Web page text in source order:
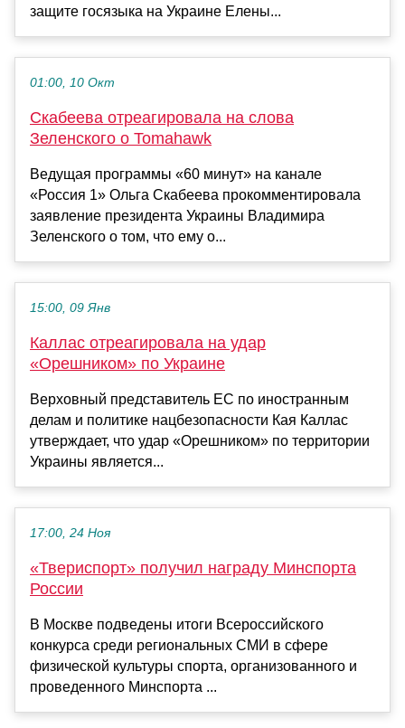
защите госязыка на Украине Елены...
01:00, 10 Окт
Скабеева отреагировала на слова
Зеленского о Tomahawk
Ведущая программы «60 минут» на канале
«Россия 1» Ольга Скабеева прокомментировала
заявление президента Украины Владимира
Зеленского о том, что ему о...
15:00, 09 Янв
Каллас отреагировала на удар
«Орешником» по Украине
Верховный представитель ЕС по иностранным
делам и политике нацбезопасности Кая Каллас
утверждает, что удар «Орешником» по территории
Украины является...
17:00, 24 Ноя
«Твериспорт» получил награду Минспорта
России
В Москве подведены итоги Всероссийского
конкурса среди региональных СМИ в сфере
физической культуры спорта, организованного и
проведенного Минспорта ...